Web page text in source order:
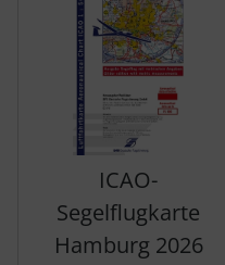
ICAO-
Segelflugkarte
Hamburg 2026